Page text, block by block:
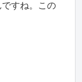
すね。この